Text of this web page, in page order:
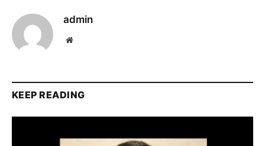
admin
Website
KEEP READING